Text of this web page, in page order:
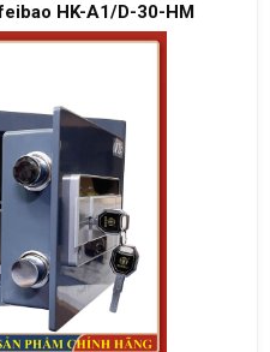
HK-A1/D-30-HM